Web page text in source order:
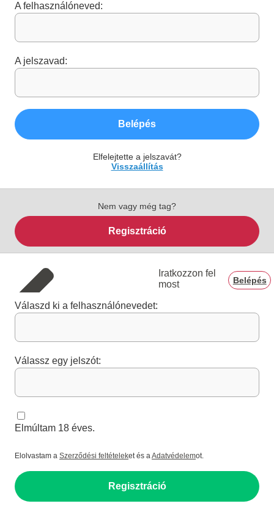
A felhasználóneved:
A jelszavad:
Belépés
Elfelejtette a jelszavát?
Visszaállítás
Nem vagy még tag?
Regisztráció
Iratkozzon fel
most
Belépés
Válaszd ki a felhasználónevedet:
Válassz egy jelszót:
Elmúltam 18 éves.
Elolvastam a Szerződési feltételeket és aAdatvédelemot.
Regisztráció